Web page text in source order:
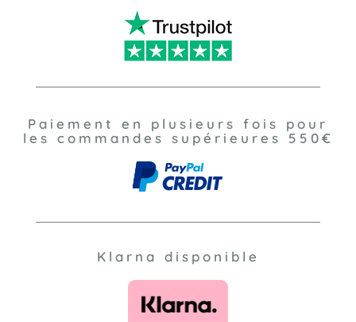
Paiement en plusieurs fois pour
les commandes supérieures 550€
Klarna disponible